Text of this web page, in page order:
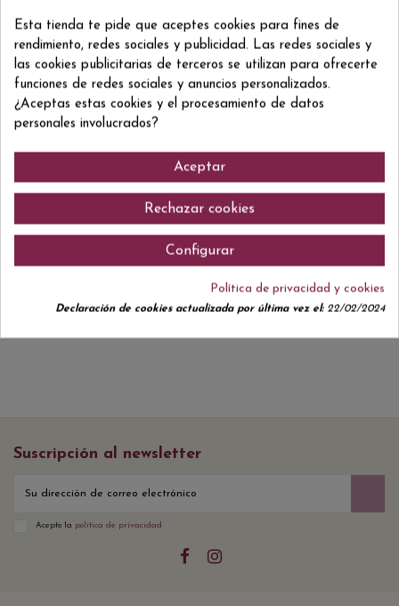
Formato/Format 70 CL
Grado/Grau 46,3% VOL.
ean13
Suscripción al newsletter
Acepto la política de privacidad
Esta tienda te pide que aceptes cookies para fines de
rendimiento, redes sociales y publicidad. Las redes sociales y
las cookies publicitarias de terceros se utilizan para ofrecerte
funciones de redes sociales y anuncios personalizados.
¿Aceptas estas cookies y el procesamiento de datos
personales involucrados?
Aceptar
Rechazar cookies
Configurar
Política de privacidad y cookies
Declaración de cookies actualizada por última vez el:22/02/2024